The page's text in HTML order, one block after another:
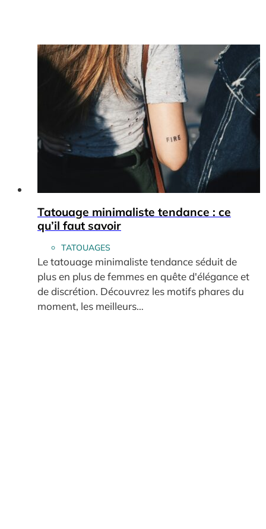
Tatouage minimaliste tendance : ce
qu’il faut savoir
TATOUAGES
Le tatouage minimaliste tendance séduit de
plus en plus de femmes en quête d'élégance et
de discrétion. Découvrez les motifs phares du
moment, les meilleurs…